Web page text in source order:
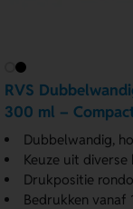
RVS
300 ml –
ml
Dubbelwandig,
Keuze uit diverse
Drukpositie
Bedrukken vanaf